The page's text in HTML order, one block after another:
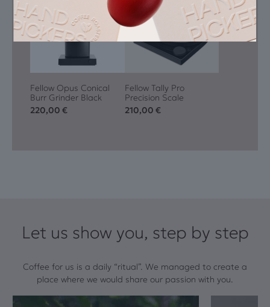
Fellow Opus Conical
Burr Grinder Black
220,00 €
Fellow Tally Pro
Precision Scale
210,00 €
Let us show you, step by step
Coffee for us is a daily “ritual”. We managed to create a
place where we would share our passion with you.